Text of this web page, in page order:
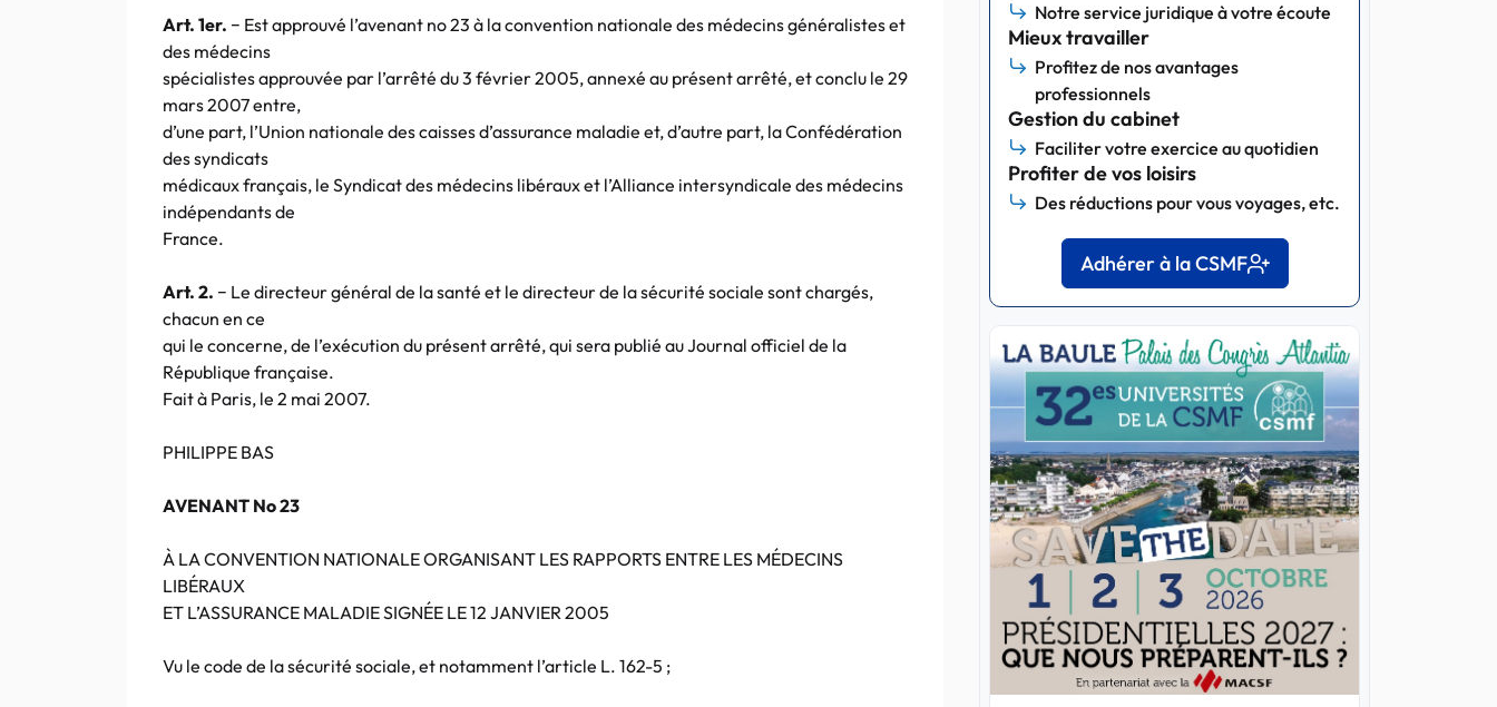
Art. 1er. − Est approuvé l’avenant no 23 à la convention nationale des médecins généralistes et
des médecins
spécialistes approuvée par l’arrêté du 3 février 2005, annexé au présent arrêté, et conclu le 29
mars 2007 entre,
d’une part, l’Union nationale des caisses d’assurance maladie et, d’autre part, la Confédération
des syndicats
médicaux français, le Syndicat des médecins libéraux et l’Alliance intersyndicale des médecins
indépendants de
France.
Art. 2. − Le directeur général de la santé et le directeur de la sécurité sociale sont chargés,
chacun en ce
qui le concerne, de l’exécution du présent arrêté, qui sera publié au Journal officiel de la
République française.
Fait à Paris, le 2 mai 2007.
PHILIPPE BAS
AVENANT No 23
À LA CONVENTION NATIONALE ORGANISANT LES RAPPORTS ENTRE LES MÉDECINS
LIBÉRAUX
ET L’ASSURANCE MALADIE SIGNÉE LE 12 JANVIER 2005
Vu le code de la sécurité sociale, et notamment l’article L. 162-5 ;
Notre service juridique à votre écoute
Mieux travailler
Profitez de nos avantages
professionnels
Gestion du cabinet
Faciliter votre exercice au quotidien
Profiter de vos loisirs
Des réductions pour vous voyages, etc.
Adhérer à la CSMF